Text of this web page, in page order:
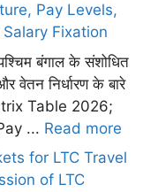
Pay Levels,
Fixation
बंगाल के संशोधित
वेतन निर्धारण के बारे
Table 2026;
... Read more
for LTC Travel
of LTC